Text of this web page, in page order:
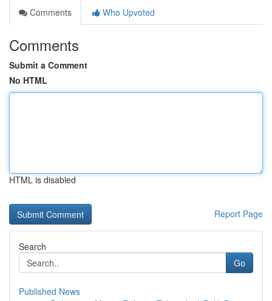
Comments
Who Upvoted
Comments
Submit a Comment
No HTML
HTML is disabled
Report Page
Search
Go
Published News